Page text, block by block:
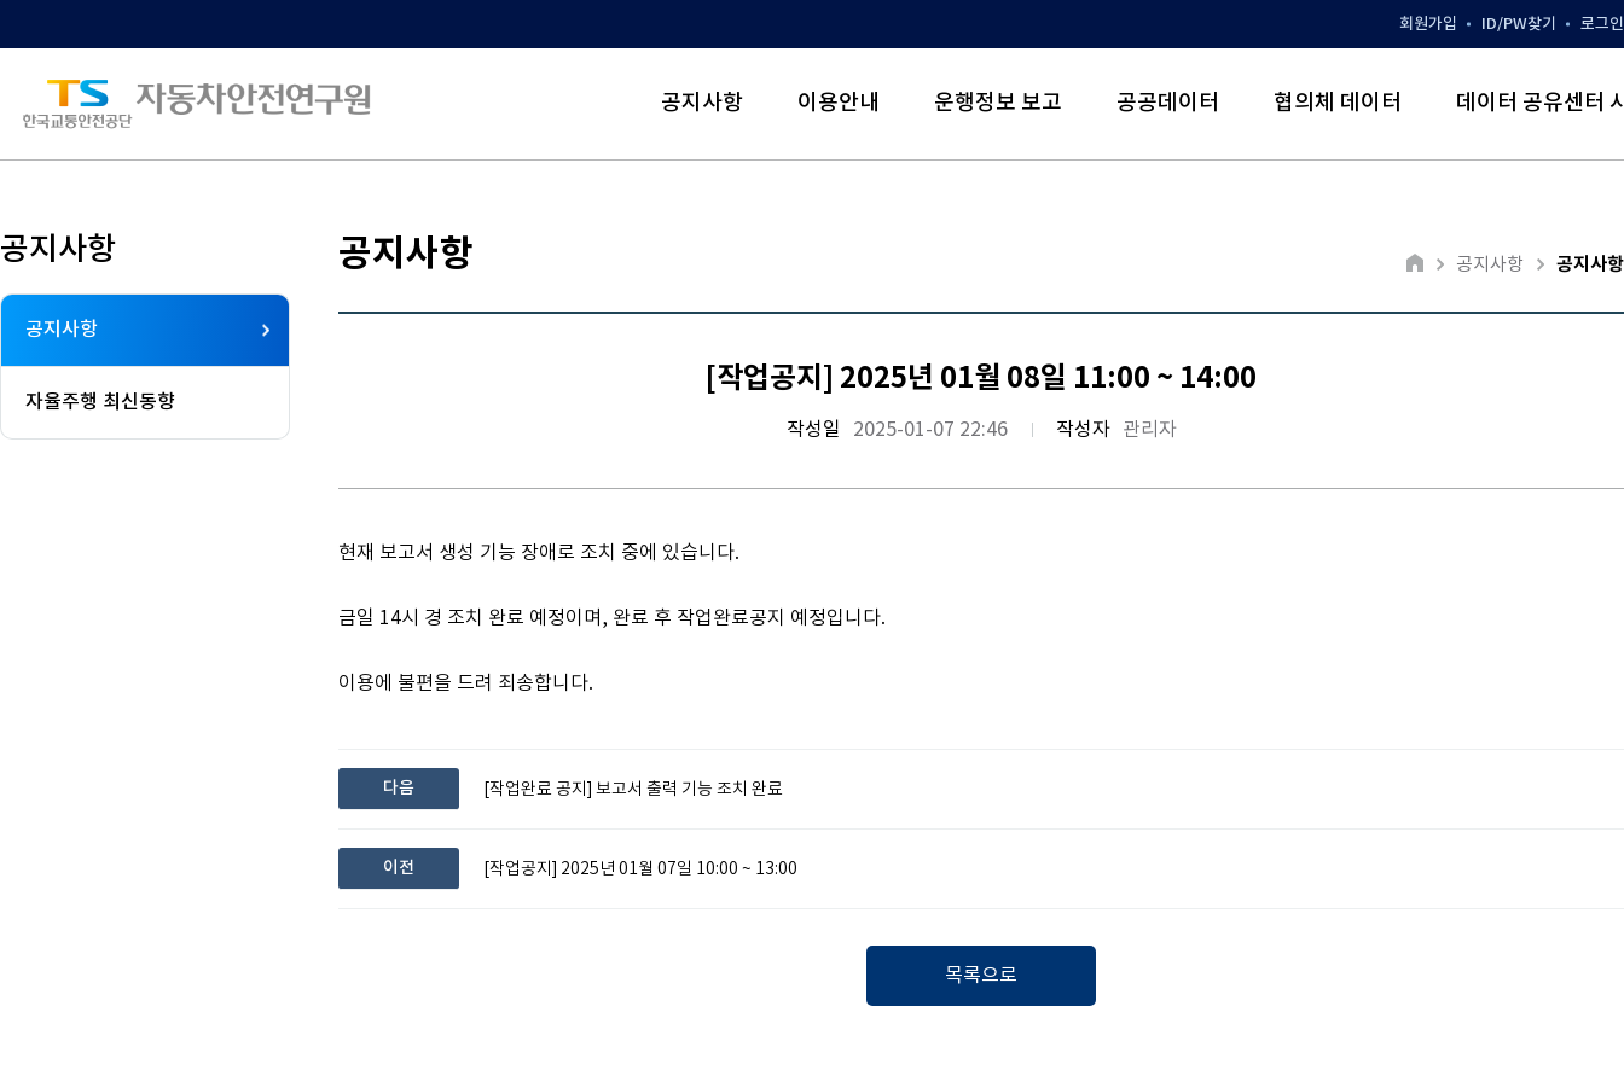
회원가입 ID/PW찾기 로그인
공지사항 이용안내 운행정보 보고 공공데이터 협의체 데이터 데이터 공유센터
공지사항
공지사항
자율주행 최신동향
공지사항 공지사항 공지사항
[작업공지] 2025년 01월 08일 11:00 ~ 14:00
작성일 2025-01-07 22:46 작성자 관리자
현재 보고서 생성 기능 장애로 조치 중에 있습니다.
금일 14시 경 조치 완료 예정이며, 완료 후 작업완료공지 예정입니다.
이용에 불편을 드려 죄송합니다.
다음 [작업완료 공지] 보고서 출력 기능 조치 완료
이전 [작업공지] 2025년 01월 07일 10:00 ~ 13:00
목록으로